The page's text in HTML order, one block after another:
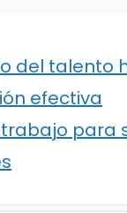
del talento
efectiva
para